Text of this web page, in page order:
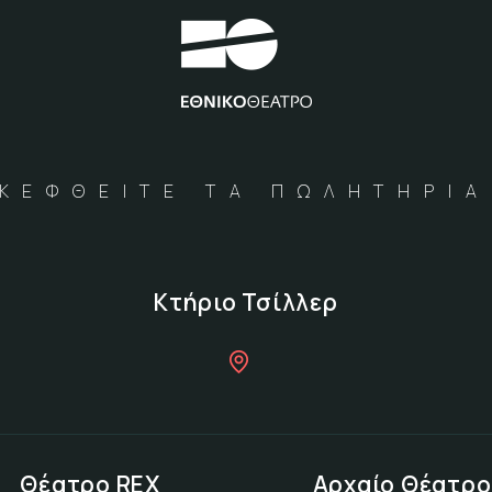
ΤΑ
Κτήριο Τσίλλερ
Θέατρο REX
Αρχαίο Θέατρο